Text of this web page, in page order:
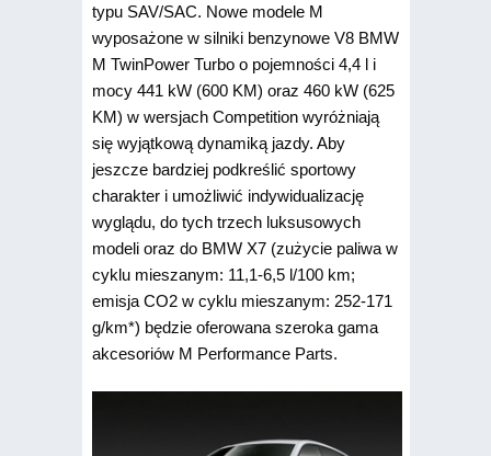
typu SAV/SAC. Nowe modele M
wyposażone w silniki benzynowe V8 BMW
M TwinPower Turbo o pojemności 4,4 l i
mocy 441 kW (600 KM) oraz 460 kW (625
KM) w wersjach Competition wyróżniają
się wyjątkową dynamiką jazdy. Aby
jeszcze bardziej podkreślić sportowy
charakter i umożliwić indywidualizację
wyglądu, do tych trzech luksusowych
modeli oraz do BMW X7 (zużycie paliwa w
cyklu mieszanym: 11,1-6,5 l/100 km;
emisja CO2 w cyklu mieszanym: 252-171
g/km*) będzie oferowana szeroka gama
akcesoriów M Performance Parts.